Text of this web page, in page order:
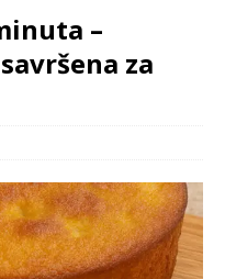
–
za